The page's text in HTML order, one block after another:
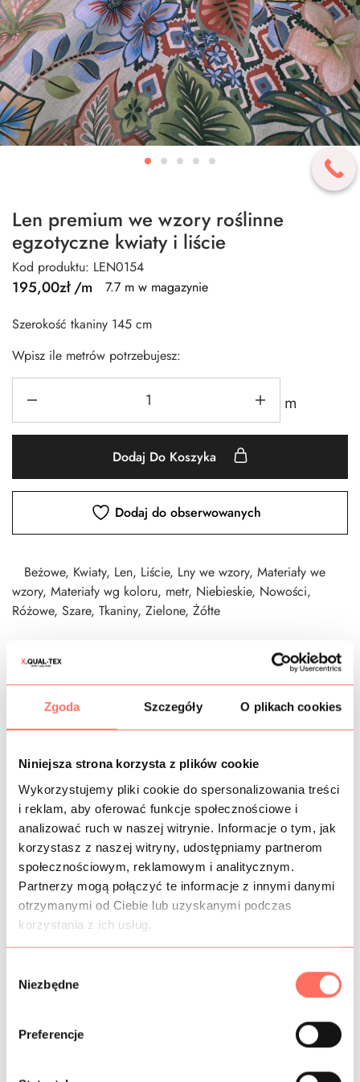
Zgoda Szczegóły O plikach cookies
Niniejsza strona korzysta z plików cookie
Wykorzystujemy pliki cookie do spersonalizowania treści
i reklam, aby oferować funkcje społecznościowe i
analizować ruch w naszej witrynie. Informacje o tym, jak
korzystasz z naszej witryny, udostępniamy partnerom
społecznościowym, reklamowym i analitycznym.
Partnerzy mogą połączyć te informacje z innymi danymi
otrzymanymi od Ciebie lub uzyskanymi podczas
korzystania z ich usług.
Niezbędne
Preferencje
Len premium we wzory roślinne
egzotyczne kwiaty i liście
Kod produktu: LEN0154
195,00zł/m
7.7 m w magazynie
Szerokość tkaniny 145 cm
Wpisz ile metrów potrzebujesz:
m
Dodaj Do Koszyka
Dodaj do obserwowanych
Beżowe, Kwiaty, Len, Liście, Lny we wzory, Materiały we
wzory, Materiały wg koloru, metr, Niebieskie, Nowości,
Różowe, Szare, Tkaniny, Zielone, Żółte
KOSZTY WYSYŁKI
Poczuj powiew luksusu dzięki unikalnej tkaninie, która
przenosi rzemiosło krawieckie na zupełnie nowy poziom
artystycznej ekspresji. Ten ekskluzywnylen premium
zachwyca bogatym, roślinnym wzorem, gdzie egzotyczne
kwiaty i liście tworzą na materiale malarską kompozycję.
Wzór w stonowanych kolorach pięknie eksponuje się na
kamiennym tle. Jest to propozycja dla osób poszukujących
świadectwo pasji do piękna, dlatego projektując z niej
ubrania, wybierasz produkt z najwyższej półki.
nieelastyczny
, matowy. Dotyk tej tkaniny natychmiast
zdradza jej szlachetny rodowód oraz mistrzowskie